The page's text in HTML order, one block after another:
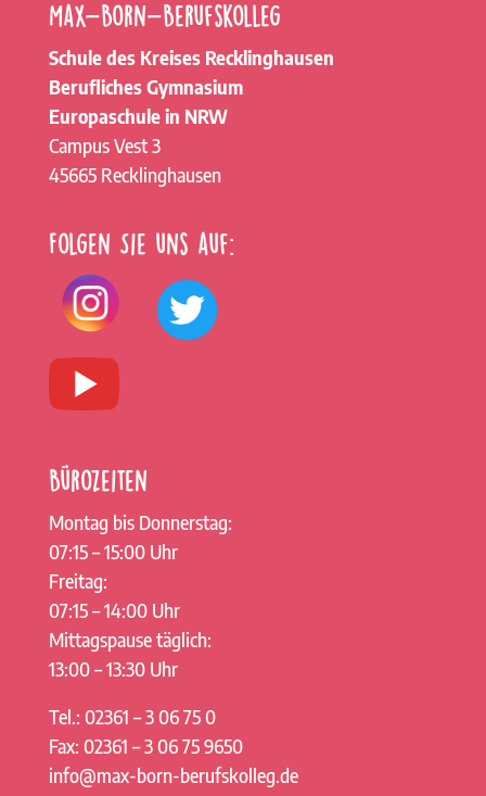
Max-Born-Berufskolleg
Schule des Kreises Recklinghausen
Berufliches Gymnasium
Europaschule in NRW
Campus Vest 3
45665 Recklinghausen
Folgen Sie uns auf:
Bürozeiten
Montag bis Donnerstag:
07:15 – 15:00 Uhr
Freitag:
07:15 – 14:00 Uhr
Mittagspause täglich:
13:00 – 13:30 Uhr
Tel.: 02361 – 3 06 75 0
Fax: 02361 – 3 06 75 9650
info@max-born-berufskolleg.de